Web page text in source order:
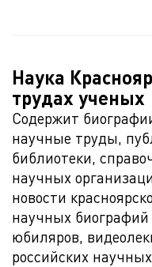
Наука
трудах ученых
Содержит
научные труды,
библиотеки,
научных
новости
научных
юбиляров,
российских